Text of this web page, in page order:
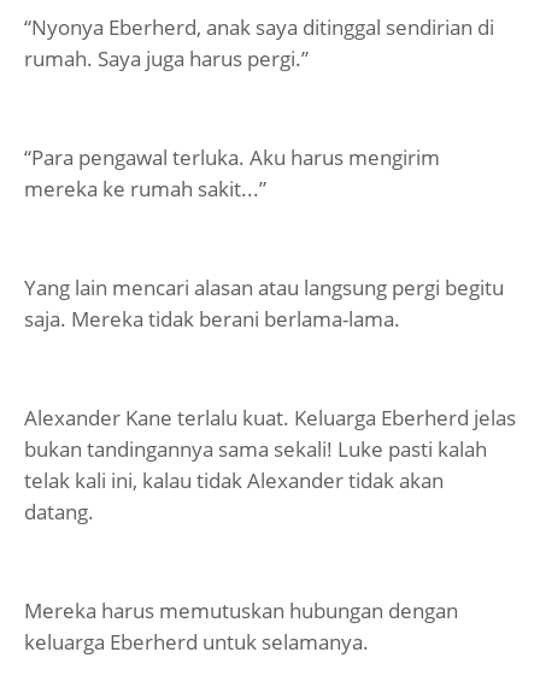
“Nyonya Eberherd, anak saya ditinggal sendirian di
rumah. Saya juga harus pergi.”
“Para pengawal terluka. Aku harus mengirim
mereka ke rumah sakit...”
Yang lain mencari alasan atau langsung pergi begitu
saja. Mereka tidak berani berlama-lama.
Alexander Kane terlalu kuat. Keluarga Eberherd jelas
bukan tandingannya sama sekali! Luke pasti kalah
telak kali ini, kalau tidak Alexander tidak akan
datang.
Mereka harus memutuskan hubungan dengan
keluarga Eberherd untuk selamanya.